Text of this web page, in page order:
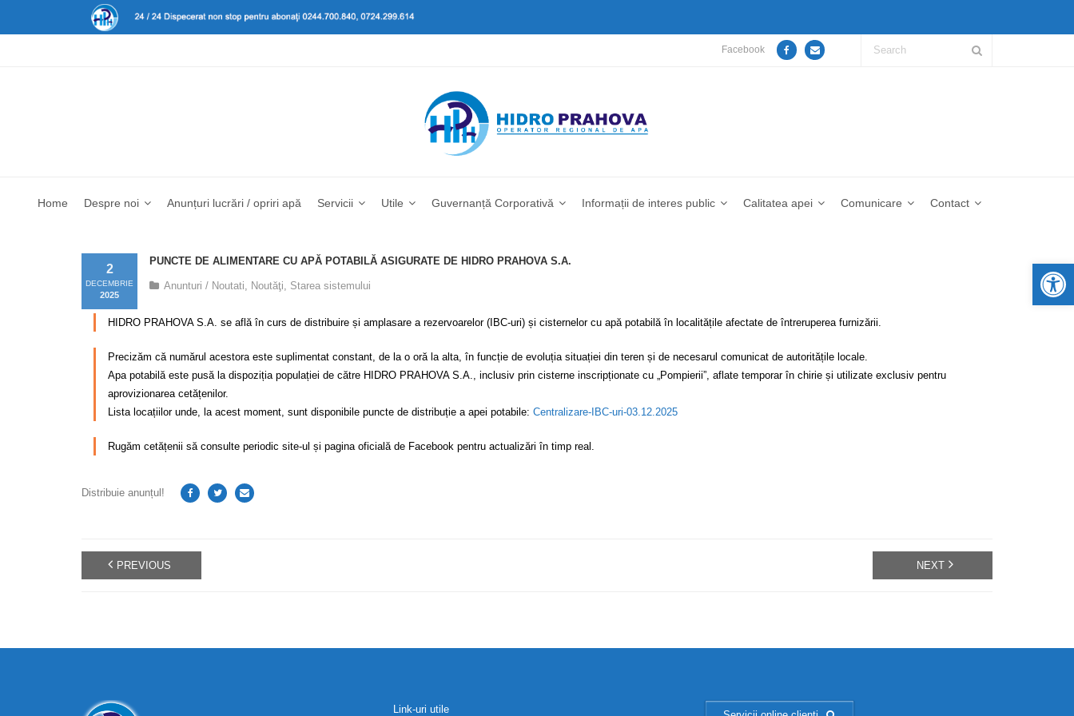
Facebook
Home Despre noi Anunțuri lucrări / opriri apă Servicii Utile Guvernanță Corporativă Informații de interes public Calitatea apei Comunicare Contact
PUNCTE DE ALIMENTARE CU APĂ POTABILĂ ASIGURATE DE HIDRO PRAHOVA S.A.
2
DECEMBRIE
2025
Anunturi / Noutati Noutăţi Starea sistemului
HIDRO PRAHOVA S.A. se află în curs de distribuire și amplasare a rezervoarelor (IBC-uri) și cisternelor cu apă potabilă în localitățile afectate de întreruperea furnizării.
Precizăm că numărul acestora este suplimentat constant, de la o oră la alta, în funcție de evoluția situației din teren și de necesarul comunicat de autoritățile locale.
Apa potabilă este pusă la dispoziția populației de către HIDRO PRAHOVA S.A., inclusiv prin cisterne inscripționate cu „Pompierii”, aflate temporar în chirie și utilizate exclusiv pentru
aprovizionarea cetățenilor.
Lista locațiilor unde, la acest moment, sunt disponibile puncte de distribuție a apei potabile: Centralizare-IBC-uri-03.12.2025
Rugăm cetățenii să consulte periodic site-ul și pagina oficială de Facebook pentru actualizări în timp real.
Distribuie anunțul!
PREVIOUS NEXT
Link-uri utile